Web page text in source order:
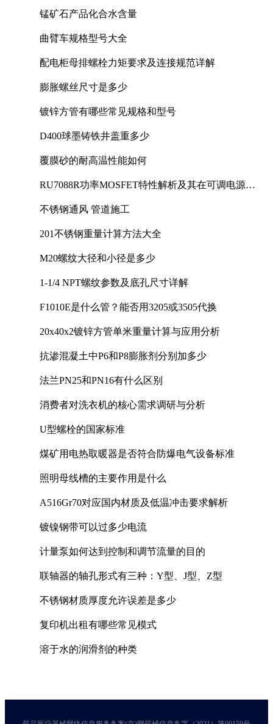
锰矿石产品化合水含量
曲臂车规格型号大全
配电柜母排螺栓力矩要求及连接规范详解
膨胀螺丝尺寸是多少
镀锌方管有哪些常见规格和型号
D400球墨铸铁井盖重多少
覆膜砂的耐高温性能如何
RU7088R功率MOSFET特性解析及其在可调电源设
不锈钢通风 管道施工
201不锈钢重量计算方法大全
M20螺纹大径和小径是多少
1-1/4 NPT螺纹参数及底孔尺寸详解
F1010E是什么管？能否用3205或3505代换
20x40x2镀锌方管单米重量计算与应用分析
抗渗混凝土中P6和P8膨胀剂分别加多少
法兰PN25和PN16有什么区别
消费者对洗衣机的核心需求调研与分析
U型螺栓的国家标准
煤矿用电热取暖器是否符合防爆电气设备标准
照明母线槽的主要作用是什么
A516Gr70对应国内材质及低温冲击要求解析
镀镍钢带可以过多少电流
计量泵如何达到控制和调节流量的目的
联轴器的轴孔形式有三种：Y型、J型、Z型
不锈钢材质厚度允许误差是多少
复印机出租有哪些常见模式
溶于水的润滑剂的种类